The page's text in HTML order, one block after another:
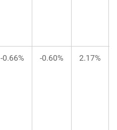
-0.66% -0.60% 2.17%